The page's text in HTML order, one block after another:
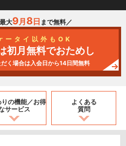
大9月 8日 まで無料／
ータイ以外もOK
初月無料でおためし
く場合は入会日から14日間無料
りの機能／お得
サービス
よくある
質問